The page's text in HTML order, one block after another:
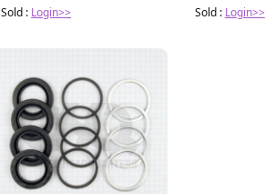
Sold : Login>>
Sold : Login>>